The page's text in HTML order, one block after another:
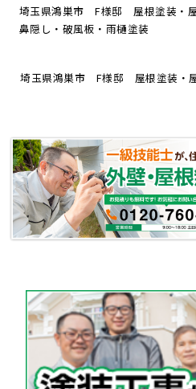
埼玉県鴻巣市 F様邸 屋根塗装・
鼻隠し・破風板・雨樋塗装
埼玉県鴻巣市 F様邸 屋根塗装・